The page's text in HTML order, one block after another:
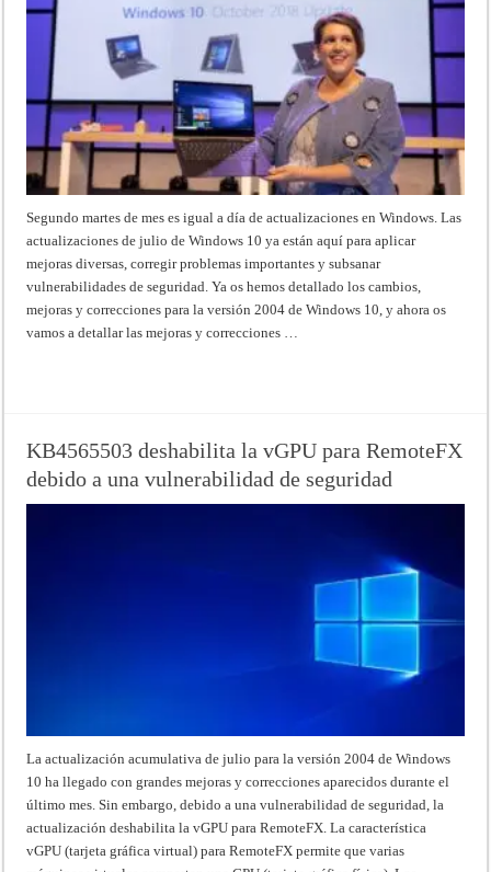
Segundo martes de mes es igual a día de actualizaciones en Windows. Las
actualizaciones de julio de Windows 10 ya están aquí para aplicar
mejoras diversas, corregir problemas importantes y subsanar
vulnerabilidades de seguridad. Ya os hemos detallado los cambios,
mejoras y correcciones para la versión 2004 de Windows 10, y ahora os
vamos a detallar las mejoras y correcciones …
KB4565503 deshabilita la vGPU para RemoteFX
debido a una vulnerabilidad de seguridad
La actualización acumulativa de julio para la versión 2004 de Windows
10 ha llegado con grandes mejoras y correcciones aparecidos durante el
último mes. Sin embargo, debido a una vulnerabilidad de seguridad, la
actualización deshabilita la vGPU para RemoteFX. La característica
vGPU (tarjeta gráfica virtual) para RemoteFX permite que varias